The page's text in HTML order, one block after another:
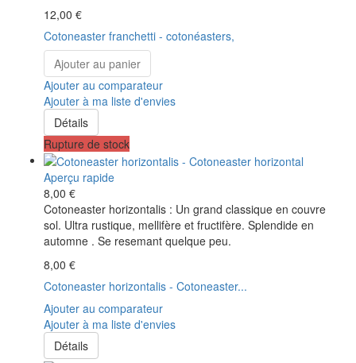
12,00 €
Cotoneaster franchetti - cotonéasters,
Ajouter au panier
Ajouter au comparateur
Ajouter à ma liste d'envies
Détails
Rupture de stock
Aperçu rapide
8,00 €
Cotoneaster horizontalis : Un grand classique en couvre
sol. Ultra rustique, mellifère et fructifère. Splendide en
automne . Se resemant quelque peu.
8,00 €
Cotoneaster horizontalis - Cotoneaster...
Ajouter au comparateur
Ajouter à ma liste d'envies
Détails